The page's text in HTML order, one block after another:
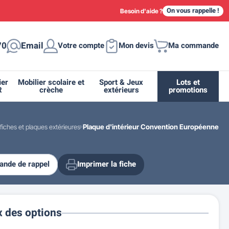
Besoin d'aide ? On vous rappelle !
Email Votre compte Mon devis Ma commande
Fleurissement urbain
Supports et abris vélo moto
Miroir de sécurité routière
Drapeau - Pavoisement
Espace sanitaire
Mobilier scolaire et
crèche
Casiers et meubles de rangement
Sport & Jeux
extérieurs
Lots et
promotions
et plaques extérieures Plaque d'intérieur Convention Européenne
des options
de rappel Imprimer la fiche